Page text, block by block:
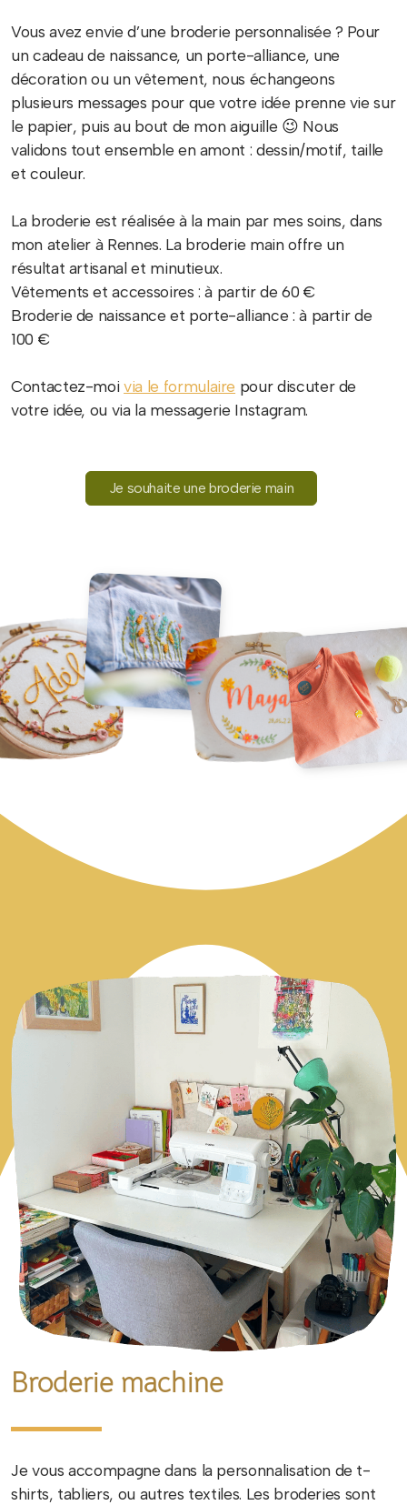
Vous avez envie d’une broderie personnalisée ? Pour
un cadeau de naissance, un porte-alliance, une
décoration ou un vêtement, nous échangeons
plusieurs messages pour que votre idée prenne vie sur
le papier, puis au bout de mon aiguille 😉 Nous
validons tout ensemble en amont : dessin/motif, taille
et couleur.
La broderie est réalisée à la main par mes soins, dans
mon atelier à Rennes. La broderie main offre un
résultat artisanal et minutieux.
Vêtements et accessoires : à partir de 60 €
Broderie de naissance et porte-alliance : à partir de
100 €
Contactez-moivia le formulaire pour discuter de
votre idée, ou via la messagerie Instagram.
Je souhaite une broderie main
Broderie machine
Je vous accompagne dans la personnalisation de t-
shirts, tabliers, ou autres textiles. Les broderies sont